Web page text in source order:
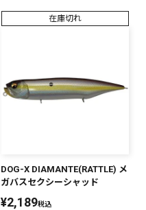
在庫切れ
DOG-X DIAMANTE(RATTLE) メ
ガバスセクシーシャッド
¥2,189税込